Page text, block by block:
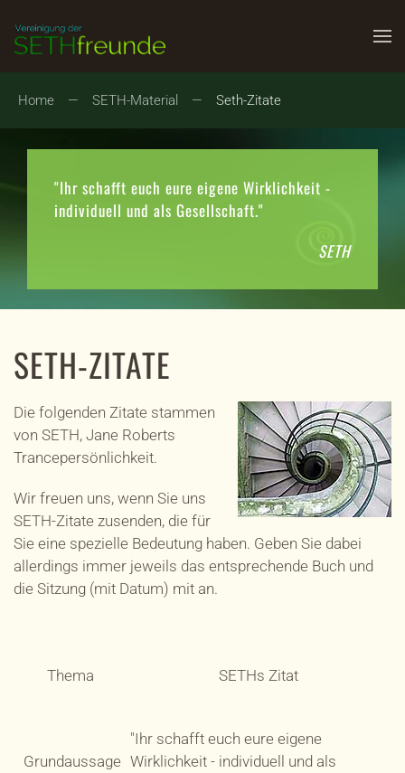
Zum Hauptinhalt springen
Home SETH-Material Seth-Zitate
"Ihr schafft euch eure eigene Wirklichkeit -
individuell und als Gesellschaft."
SETH
SETH-ZITATE
Die folgenden Zitate stammen
von SETH, Jane Roberts
Trancepersönlichkeit.
Wir freuen uns, wenn Sie uns
SETH-Zitate zusenden, die für
Sie eine spezielle Bedeutung haben. Geben Sie dabei
allerdings immer jeweils das entsprechende Buch und
die Sitzung (mit Datum) mit an.
Thema SETHs Zitat
Grundaussage
"Ihr schafft euch eure eigene
Wirklichkeit - individuell und als